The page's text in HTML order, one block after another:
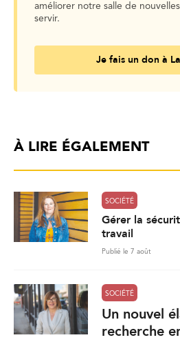
améliorer notre salle de
servir.
Je fais un don à
À LIRE ÉGALEMENT
SOCIÉTÉ
Gérer la
travail
Publié le 7 août
SOCIÉTÉ
Un nouvel
recherche